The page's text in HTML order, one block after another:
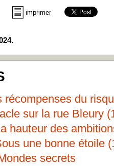
imprimer
récompenses du
sur la rue Bleury
hauteur des
une bonne étoile
secrets